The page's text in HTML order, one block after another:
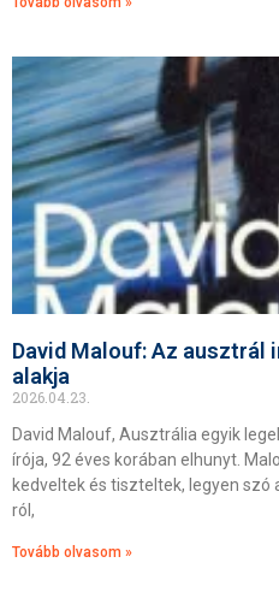
David Malouf: Az ausztrál
alakja
2026.04.23.
David Malouf, Ausztrália egyik
írója, 92 éves korában elhunyt.
kedveltek és tiszteltek, legyen szó
ról,
Tovább olvasom »